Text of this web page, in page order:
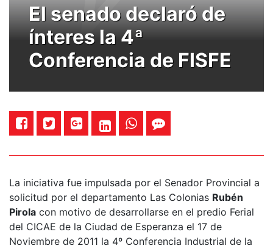
El senado declaró de
ínteres la 4ª
Conferencia de FISFE
La iniciativa fue impulsada por el Senador Provincial a
solicitud por el departamento Las Colonias Rubén
Pirola con motivo de desarrollarse en el predio Ferial
del CICAE de la Ciudad de Esperanza el 17 de
Noviembre de 2011 la 4º Conferencia Industrial de la